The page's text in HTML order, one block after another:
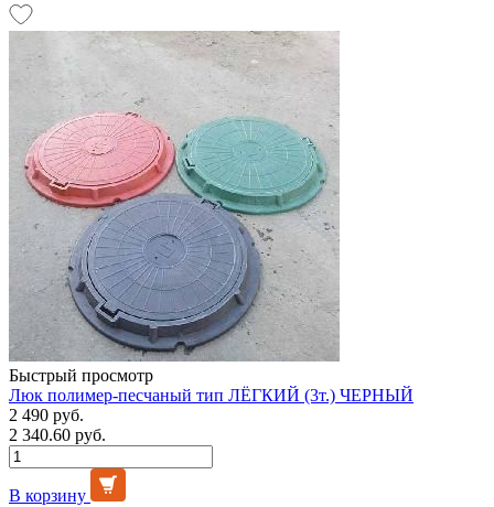
Быстрый просмотр
Люк полимер-песчаный тип ЛЁГКИЙ (3т.) ЧЕРНЫЙ
2 490 руб.
2 340.60 руб.
В корзину